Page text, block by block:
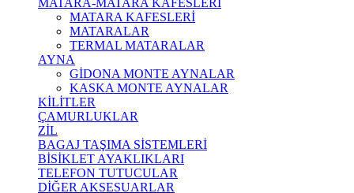
MATARA-MATARA KAFESLERİ
MATARA KAFESLERİ
MATARALAR
TERMAL MATARALAR
AYNA
GİDONA MONTE AYNALAR
KASKA MONTE AYNALAR
KİLİTLER
ÇAMURLUKLAR
ZİL
BAGAJ TAŞIMA SİSTEMLERİ
BİSİKLET AYAKLIKLARI
TELEFON TUTUCULAR
DİĞER AKSESUARLAR